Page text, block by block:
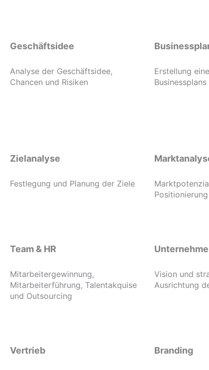
Geschäftsidee
Analyse der Geschäftsidee,
Chancen und Risiken
Erstellung
Businessplans
Zielanalyse
Festlegung und Planung der Ziele
Team & HR
Mitarbeitergewinnung,
Mitarbeiterführung, Talentakquise
und Outsourcing
Vision und
Ausrichtung
Vertrieb Branding